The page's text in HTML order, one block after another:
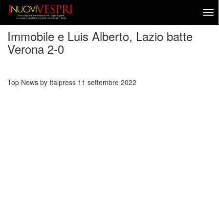
Immobile e Luis Alberto, Lazio batte
Verona 2-0
Top News by Italpress 11 settembre 2022